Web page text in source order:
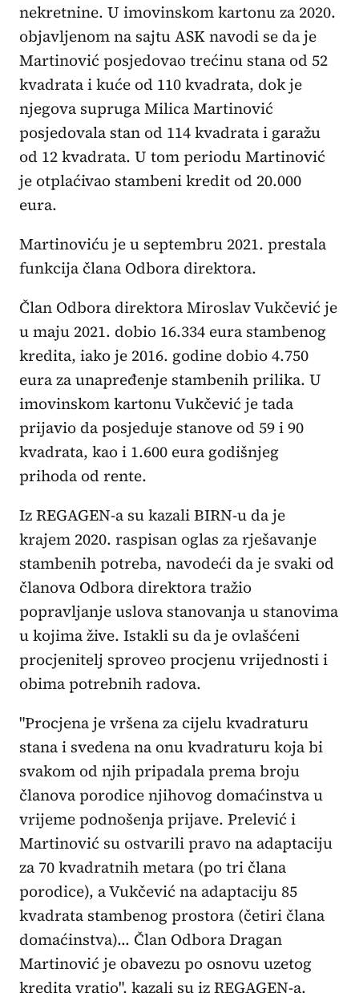
nekretnine. U imovinskom kartonu za 2020.
objavljenom na sajtu ASK navodi se da je
Martinović posjedovao trećinu stana od 52
kvadrata i kuće od 110 kvadrata, dok je
njegova supruga Milica Martinović
posjedovala stan od 114 kvadrata i garažu
od 12 kvadrata. U tom periodu Martinović
je otplaćivao stambeni kredit od 20.000
eura.
Martinoviću je u septembru 2021. prestala
funkcija člana Odbora direktora.
Član Odbora direktora Miroslav Vukčević je
u maju 2021. dobio 16.334 eura stambenog
kredita, iako je 2016. godine dobio 4.750
eura za unapređenje stambenih prilika. U
imovinskom kartonu Vukčević je tada
prijavio da posjeduje stanove od 59 i 90
kvadrata, kao i 1.600 eura godišnjeg
prihoda od rente.
Iz REGAGEN-a su kazali BIRN-u da je
krajem 2020. raspisan oglas za rješavanje
stambenih potreba, navodeći da je svaki od
članova Odbora direktora tražio
popravljanje uslova stanovanja u stanovima
u kojima žive. Istakli su da je ovlašćeni
procjenitelj sproveo procjenu vrijednosti i
obima potrebnih radova.
"Procjena je vršena za cijelu kvadraturu
stana i svedena na onu kvadraturu koja bi
svakom od njih pripadala prema broju
članova porodice njihovog domaćinstva u
vrijeme podnošenja prijave. Prelević i
Martinović su ostvarili pravo na adaptaciju
za 70 kvadratnih metara (po tri člana
porodice), a Vukčević na adaptaciju 85
kvadrata stambenog prostora (četiri člana
domaćinstva)... Član Odbora Dragan
Martinović je obavezu po osnovu uzetog
kredita vratio", kazali su iz REGAGEN-a.